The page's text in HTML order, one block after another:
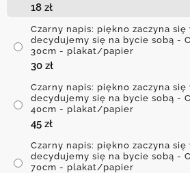
18 zł
Czarny napis: piękno zaczyna
decydujemy się na bycie sobą -
30cm - plakat/papier
30 zł
Czarny napis: piękno zaczyna
decydujemy się na bycie sobą -
40cm - plakat/papier
45 zł
Czarny napis: piękno zaczyna
decydujemy się na bycie sobą -
70cm - plakat/papier